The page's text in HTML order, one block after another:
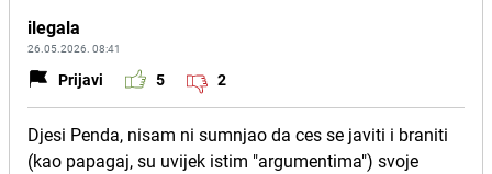
ilegala
26.05.2026. 08:41
Prijavi 5 2
Djesi Penda, nisam ni sumnjao da ces se javiti i braniti
(kao papagaj, su uvijek istim "argumentima") svoje